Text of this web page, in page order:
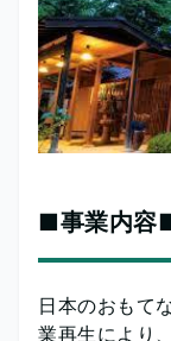
■事業内
日本のおもて
業再生により